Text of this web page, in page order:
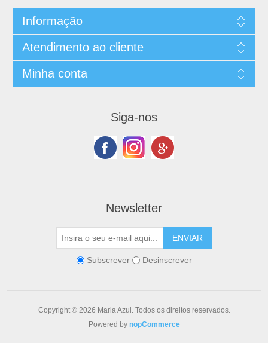
Informação
Atendimento ao cliente
Minha conta
Siga-nos
Newsletter
Subscrever Desinscrever
Copyright © 2026 Maria Azul. Todos os direitos reservados.
Powered by nopCommerce